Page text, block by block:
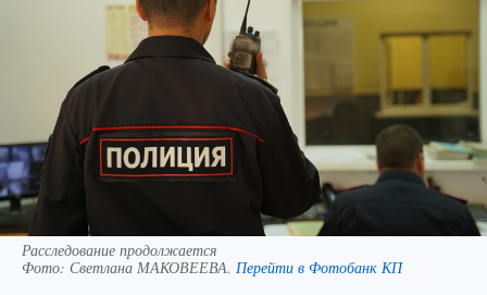
Расследование продолжается
Фото: Светлана МАКОВЕЕВА. Перейти в Фотобанк КП